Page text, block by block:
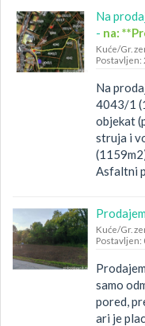
Na
- na:
Kuće/Gr.
Na
4043/1
objekat
struja i
Asfaltni
Kuće/Gr.
samo
pored,
ari je